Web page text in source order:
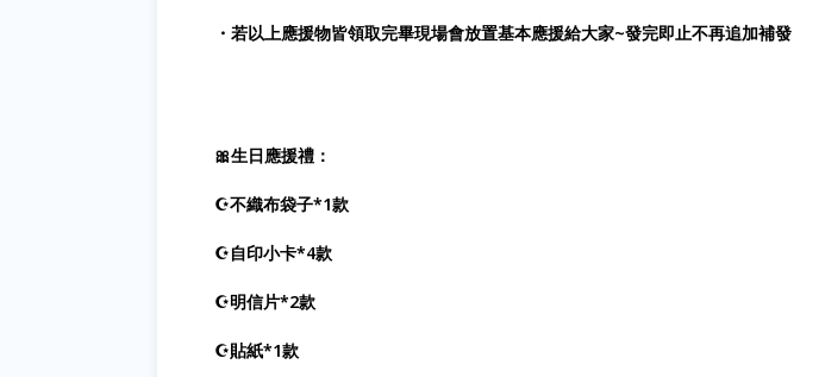
・若以上應援物皆領取完畢現場會放置基本應援給大家~發完即止不再追加補發
🎀生日應援禮：
☪不織布袋子*1款
☪自印小卡*4款
☪明信片*2款
☪貼紙*1款